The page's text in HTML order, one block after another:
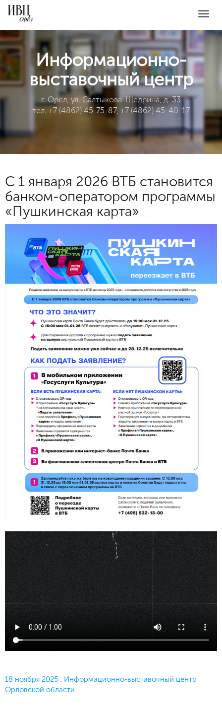
Информационно-
выставочный центр
г. Орел, ул. Салтыкова-Щедрина, д. 33
тел. +7 (4862) 45-75-87, +7 (4862) 45-40-17
С 1 января 2026 ВТБ становится
банком-оператором программы
«Пушкинская карта»
Опубликовано
18 ноября 2025 , Информационно-выставочный центр
Орловской области